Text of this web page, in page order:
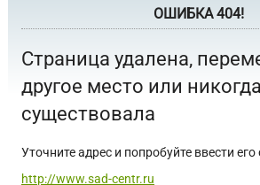
ОШИБКА 404!
Страница удалена,
другое место или
существовала
Уточните адрес и попробуйте ввести его
http://www.sad-centr.ru